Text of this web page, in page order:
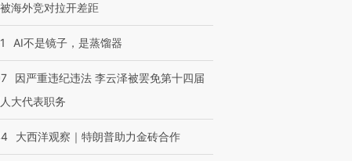
海外竞对拉开差距
AI不是镜子，是蒸馏器
因严重违纪违法 李云泽被罢免第十四届
大代表职务
大西洋观察｜特朗普助力金砖合作